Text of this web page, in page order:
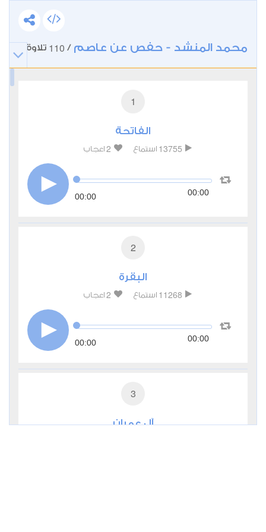
محمد المنشد - حفص عن عاصم /
110 تلاوة
1
الفاتحة
13755 استماع 2 اعجاب
00:00 00:00
2
البقرة
11268 استماع 2 اعجاب
00:00 00:00
3
آل عمران